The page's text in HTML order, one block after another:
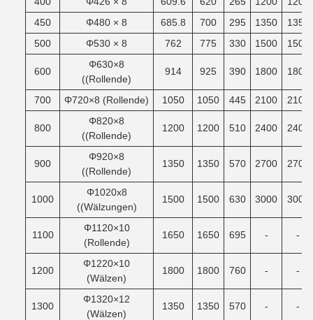
450
Φ480 × 8 685.8 700 295 1350
1350
500
Φ530 × 8 762 775 330 1500 1500
600
Φ630×8
((Rollende)
914 925 390 1800 1800
700 Φ720×8 (Rollende) 1050 1050 445 2100 2100
800
Φ820×8
((Rollende)
1200 1200 510 2400 2400
900
Φ920×8
((Rollende)
1350 1350 570 2700 2700
1000
Φ1020x8
((Wälzungen)
1500 1500 630 3000 3000
1100
Φ1120×10
(Rollende)
1650 1650 695 - -
1200
Φ1220×10
(Wälzen)
1800 1800 760 - -
1300
Φ1320×12
(Wälzen)
1350 1350 570 - -